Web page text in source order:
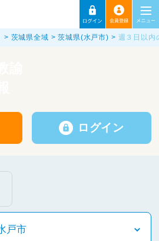
茨城県全域 茨城県(水戸市) 週３日以内
ログイン